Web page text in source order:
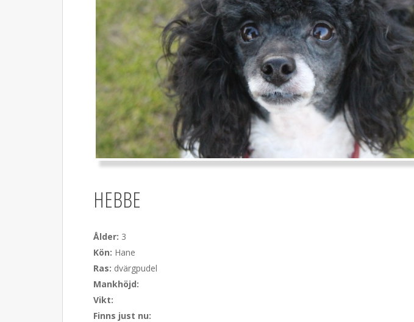
HEBBE
Ålder: 3
Kön: Hane
Ras: dvärgpudel
Mankhöjd:
Vikt:
Finns just nu: